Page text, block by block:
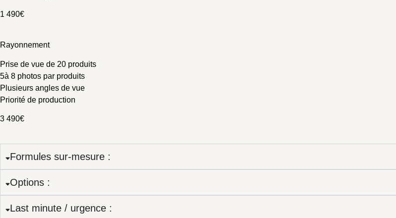
1 490€
Rayonnement
Prise de vue de 20 produits
5à 8 photos par produits
Plusieurs angles de vue
Priorité de production
3 490€
Formules sur-mesure :
Options :
Last minute / urgence :